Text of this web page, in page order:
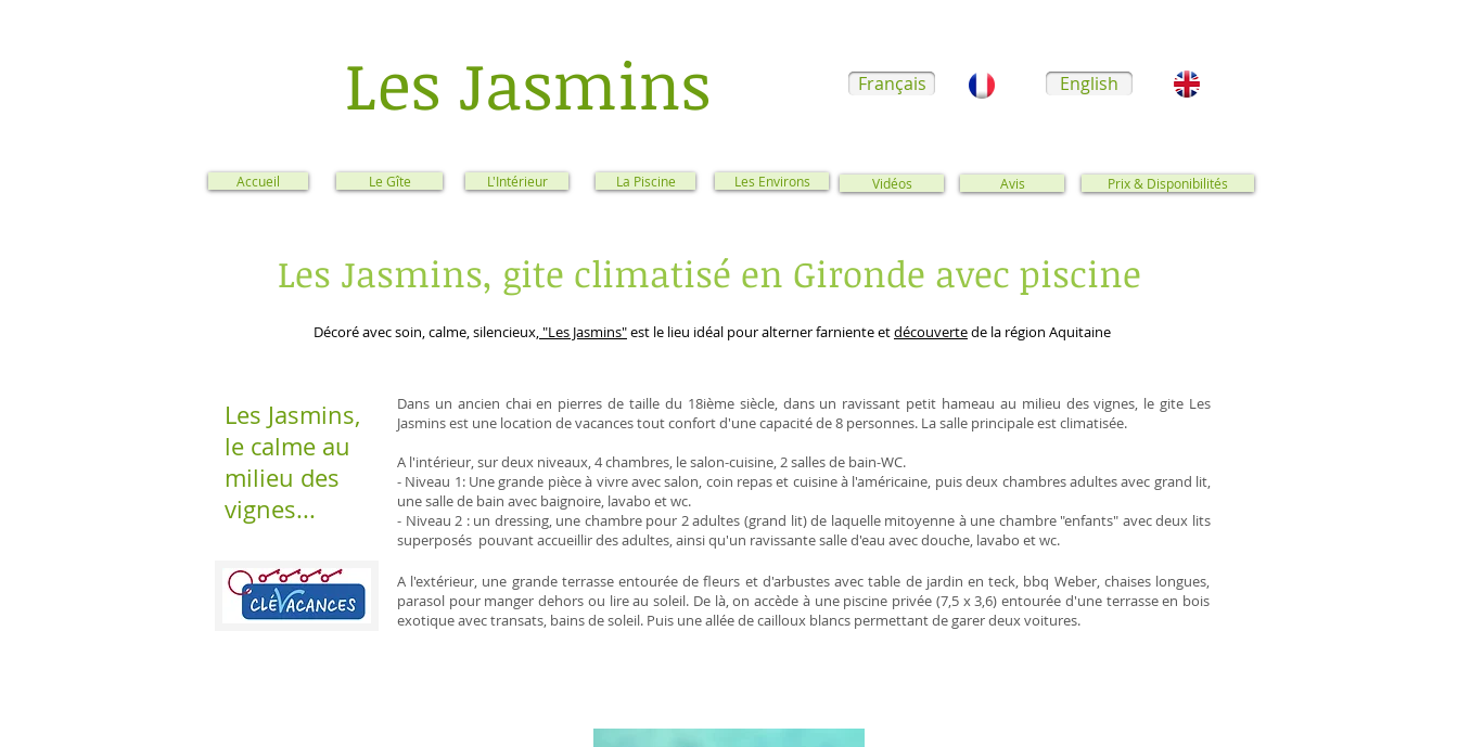
Les Jasmins Français English
Accueil Le Gîte L'Intérieur La Piscine Les Environs Vidéos Avis Prix & Disponibilités
Les Jasmins, gite climatisé en Gironde avec piscine
Décoré avec soin, calme, silencieux,"Les Jasmins"est le lieu idéal pour alterner farniente etdécouvertede la région Aquitaine
Les Jasmins,
le calme au
milieu des
vignes...
Dans un ancien chai en pierres de taille du 18ième siècle, dans un ravissant petit hameau au milieu des vignes, le gite Les
Jasmins est une location de vacances tout confort d'une capacité de 8 personnes. La salle principale est climatisée.
A l'intérieur, sur deux niveaux, 4 chambres, le salon-cuisine, 2 salles de bain-WC.
- Niveau 1: Une grande pièce à vivre avec salon, coin repas et cuisine à l'américaine, puis deux chambres adultes avec grand lit,
une salle de bain avec baignoire, lavabo et wc.
- Niveau 2 : un dressing, une chambre pour 2 adultes (grand lit) de laquelle mitoyenne à une chambre "enfants" avec deux lits
superposés pouvant accueillir des adultes, ainsi qu'un ravissante salle d'eau avec douche, lavabo et wc.
A l'extérieur, une grande terrasse entourée de fleurs et d'arbustes avec table de jardin en teck, bbq Weber, chaises longues,
parasol pour manger dehors ou lire au soleil. De là, on accède à une piscine privée (7,5 x 3,6) entourée d'une terrasse en bois
exotique avec transats, bains de soleil. Puis une allée de cailloux blancs permettant de garer deux voitures.